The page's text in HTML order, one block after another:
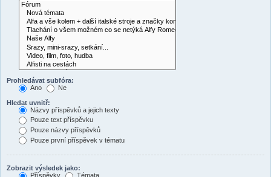
Prohledávat subfóra:
Ano
Ne
Hledat uvnitř:
Názvy příspěvků a jejich texty
Pouze text příspěvku
Pouze názvy příspěvků
Pouze první příspěvek v tématu
Zobrazit výsledek jako:
Příspěvky
Témata